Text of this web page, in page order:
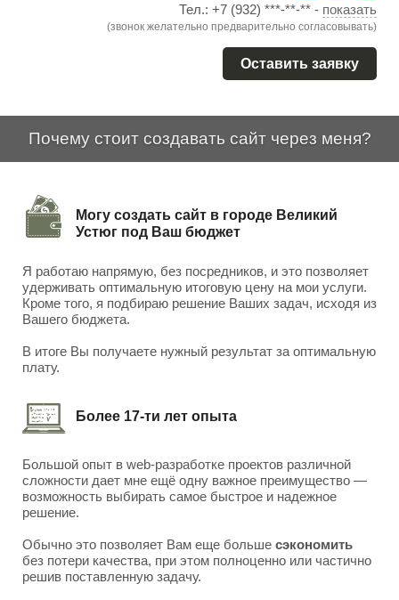
Тел.: +7 (932) ***-**-** - показать
(звонок желательно предварительно согласовывать)
Оставить заявку
Почему стоит создавать сайт через меня?
Могу создать сайт в городе Великий
Устюг под Ваш бюджет
Я работаю напрямую, без посредников, и это позволяет
удерживать оптимальную итоговую цену на мои услуги.
Кроме того, я подбираю решение Ваших задач, исходя из
Вашего бюджета.
В итоге Вы получаете нужный результат за оптимальную
плату.
Более 17-ти лет опыта
Большой опыт в web-разработке проектов различной
сложности дает мне ещё одну важное преимущество —
возможность выбирать самое быстрое и надежное
решение.
Обычно это позволяет Вам еще больше сэкономить
без потери качества, при этом полноценно или частично
решив поставленную задачу.